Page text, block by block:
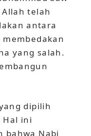
telah
antara
yang salah.
dipilih
Hal ini
bahwa Nabi